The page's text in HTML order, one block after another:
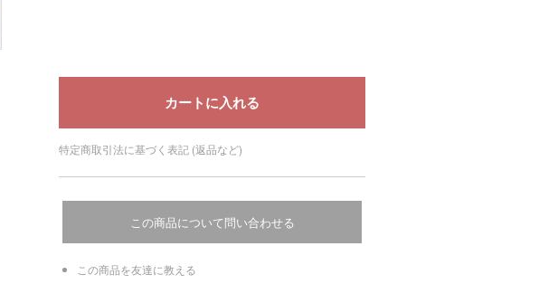
特定商取引法に基づく表記 (返品など)
この商品について問い合わせる
この商品を友達に教える